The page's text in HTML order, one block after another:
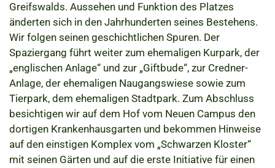
Greifswalds. Aussehen und Funktion des Platzes
änderten sich in den Jahrhunderten seines Bestehens.
Wir folgen seinen geschichtlichen Spuren. Der
Spaziergang führt weiter zum ehemaligen Kurpark, der
„englischen Anlage“ und zur „Giftbude“, zur Credner-
Anlage, der ehemaligen Naugangswiese sowie zum
Tierpark, dem ehemaligen Stadtpark. Zum Abschluss
besichtigen wir auf dem Hof vom Neuen Campus den
dortigen Krankenhausgarten und bekommen Hinweise
auf den einstigen Komplex vom „Schwarzen Kloster“
mit seinen Gärten und auf die erste Initiative für einen